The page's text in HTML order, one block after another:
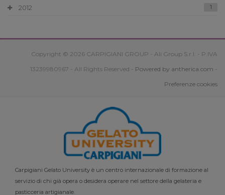
2012 1
Copyright © 2026 CARPIGIANI GROUP - Ali Group S.r.l. - P.IVA
13239980967 - All Rights Reserved - Powered by antherica.com -
Preferenze cookies
Carpigiani Gelato University è un centro internazionale di formazione al
servizio di chi già opera o desidera operare nel settore della gelateria e
pasticceria artigianale.